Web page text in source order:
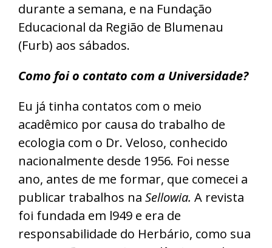
durante a semana, e na Fundação
Educacional da Região de Blumenau
(Furb) aos sábados.
Como foi o contato com a Universidade?
Eu já tinha contatos com o meio
acadêmico por causa do trabalho de
ecologia com o Dr. Veloso, conhecido
nacionalmente desde 1956. Foi nesse
ano, antes de me formar, que comecei a
publicar trabalhos na Sellowia. A revista
foi fundada em l949 e era de
responsabilidade do Herbário, como sua